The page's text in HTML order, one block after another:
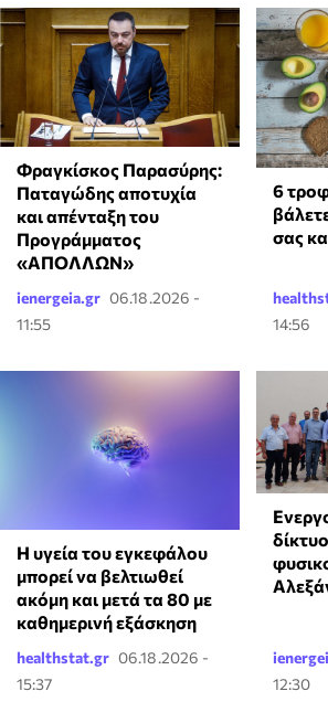
Φραγκίσκος Παρασύρης:
Παταγώδης αποτυχία
και απένταξη του
Προγράμματος
«ΑΠΟΛΛΩΝ»
ienergeia.gr 06.18.2026 -
11:55
6
σας
14:56
Η υγεία του εγκεφάλου
μπορεί να βελτιωθεί
ακόμη και μετά τα 80 με
καθημερινή εξάσκηση
healthstat.gr 06.18.2026 -
15:37
12:30